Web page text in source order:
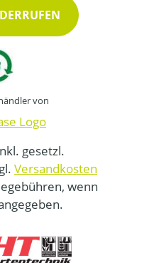
von
gesetzl.
Versandkosten
wenn